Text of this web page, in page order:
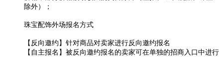
除外）；
珠宝配饰外场报名方式
【反向邀约】针对商品对卖家进行反向邀约报名
【自主报名】被反向邀约报名的卖家可在单独的招商入口中进行